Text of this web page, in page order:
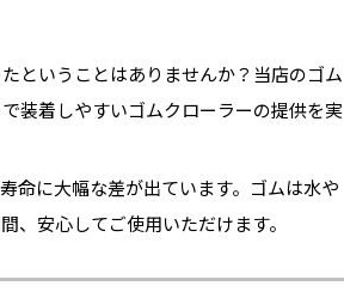
ということはありませんか？当店のゴム
装着しやすいゴムクローラーの提供を実
命に大幅な差が出ています。ゴムは水や
、安心してご使用いただけます。